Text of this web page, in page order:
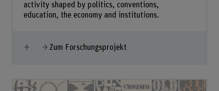
activity shaped by politics, conventions,
education, the economy and institutions.
Mehr anzeigen
Zum Forschungsprojekt